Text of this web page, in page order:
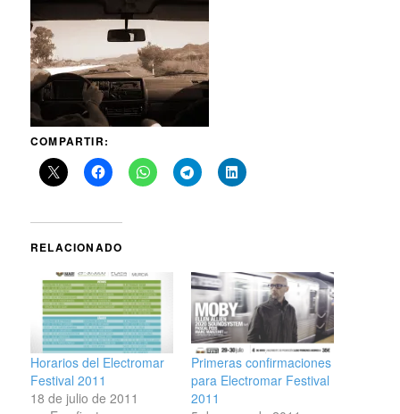
COMPARTIR:
RELACIONADO
Horarios del Electromar
Festival 2011
18 de julio de 2011
Primeras confirmaciones
para Electromar Festival
2011